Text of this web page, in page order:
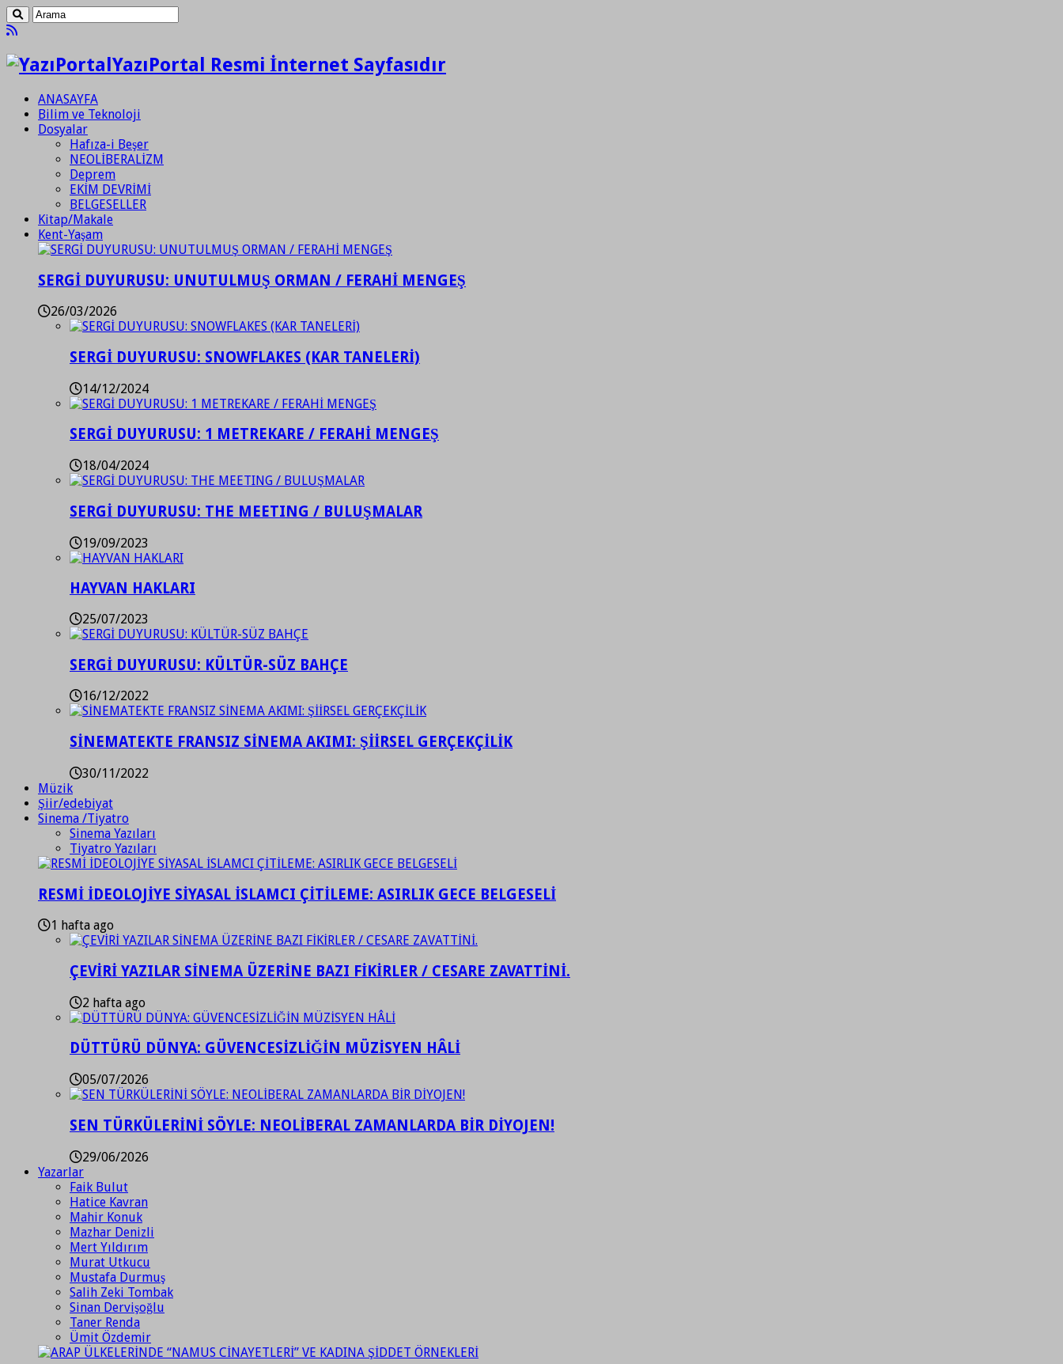
YazıPortal Resmi İnternet Sayfasıdır
ANASAYFA
Bilim ve Teknoloji
Dosyalar
Hafıza-i Beşer
NEOLİBERALİZM
Deprem
EKİM DEVRİMİ
BELGESELLER
Kitap/Makale
Kent-Yaşam
SERGİ DUYURUSU: UNUTULMUŞ ORMAN / FERAHİ MENGEŞ
26/03/2026
SERGİ DUYURUSU: SNOWFLAKES (KAR TANELERİ)
14/12/2024
SERGİ DUYURUSU: 1 METREKARE / FERAHİ MENGEŞ
18/04/2024
SERGİ DUYURUSU: THE MEETING / BULUŞMALAR
19/09/2023
HAYVAN HAKLARI
25/07/2023
SERGİ DUYURUSU: KÜLTÜR-SÜZ BAHÇE
16/12/2022
SİNEMATEKTE FRANSIZ SİNEMA AKIMI: ŞİİRSEL GERÇEKÇİLİK
30/11/2022
Müzik
Şiir/edebiyat
Sinema /Tiyatro
Sinema Yazıları
Tiyatro Yazıları
RESMİ İDEOLOJİYE SİYASAL İSLAMCI ÇİTİLEME: ASIRLIK GECE BELGESELİ
1 hafta ago
ÇEVİRİ YAZILAR SİNEMA ÜZERİNE BAZI FİKİRLER / CESARE ZAVATTİNİ.
2 hafta ago
DÜTTÜRÜ DÜNYA: GÜVENCESİZLİĞİN MÜZİSYEN HÂLİ
05/07/2026
SEN TÜRKÜLERİNİ SÖYLE: NEOLİBERAL ZAMANLARDA BİR DİYOJEN!
29/06/2026
Yazarlar
Faik Bulut
Hatice Kavran
Mahir Konuk
Mazhar Denizli
Mert Yıldırım
Murat Utkucu
Mustafa Durmuş
Salih Zeki Tombak
Sinan Dervişoğlu
Taner Renda
Ümit Özdemir